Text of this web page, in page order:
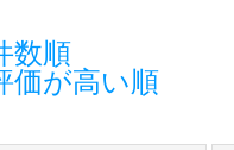
数順
価が高い順